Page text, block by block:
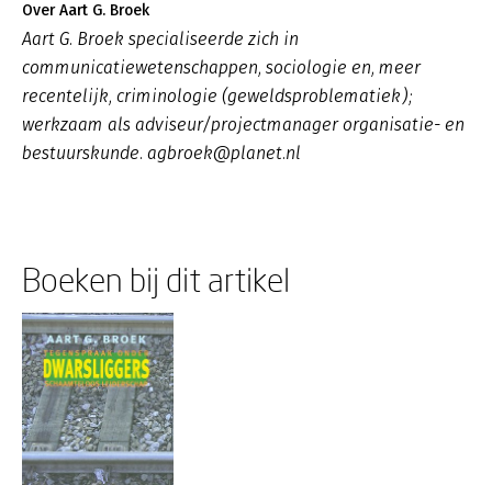
Over Aart G. Broek
Aart G. Broek specialiseerde zich in
communicatiewetenschappen, sociologie en, meer
recentelijk, criminologie (geweldsproblematiek);
werkzaam als adviseur/projectmanager organisatie- en
bestuurskunde. agbroek@planet.nl
Boeken bij dit artikel